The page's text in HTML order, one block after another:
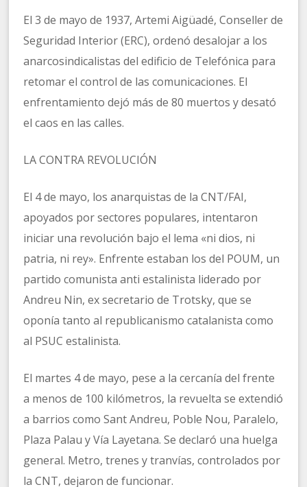
El 3 de mayo de 1937, Artemi Aigüadé, Conseller de
Seguridad Interior (ERC), ordenó desalojar a los
anarcosindicalistas del edificio de Telefónica para
retomar el control de las comunicaciones. El
enfrentamiento dejó más de 80 muertos y desató
el caos en las calles.
LA CONTRA REVOLUCIÓN
El 4 de mayo, los anarquistas de la CNT/FAI,
apoyados por sectores populares, intentaron
iniciar una revolución bajo el lema «ni dios, ni
patria, ni rey». Enfrente estaban los del POUM, un
partido comunista anti estalinista liderado por
Andreu Nin, ex secretario de Trotsky, que se
oponía tanto al republicanismo catalanista como
al PSUC estalinista.
El martes 4 de mayo, pese a la cercanía del frente
a menos de 100 kilómetros, la revuelta se extendió
a barrios como Sant Andreu, Poble Nou, Paralelo,
Plaza Palau y Vía Layetana. Se declaró una huelga
general. Metro, trenes y tranvías, controlados por
la CNT, dejaron de funcionar.